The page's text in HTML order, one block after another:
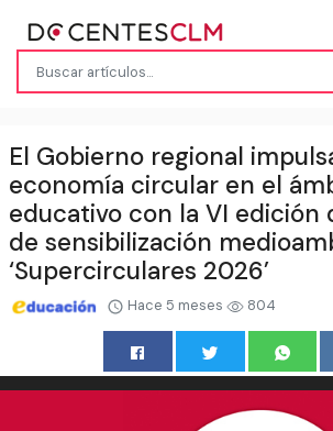
El Gobierno regional
economía circular en el
educativo con la VI edición
de sensibilización
‘Supercirculares 2026’
Hace 5 meses 804